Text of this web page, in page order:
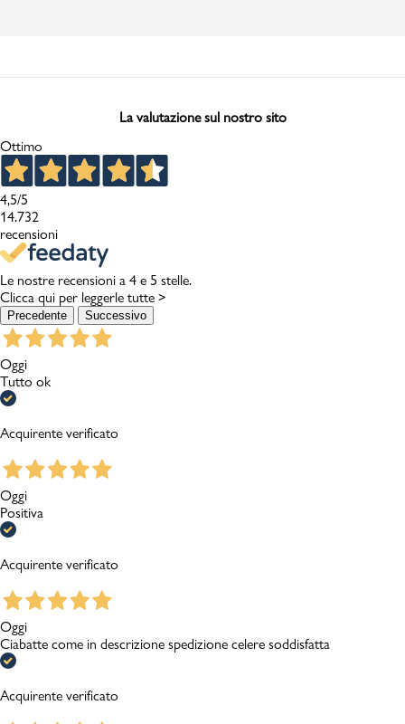
La valutazione sul nostro sito
Ottimo
4,5/5
14.732
recensioni
Le nostre recensioni a 4 e 5 stelle.
Clicca qui per leggerle tutte >
Precedente Successivo
Oggi
Tutto ok
Acquirente verificato
Oggi
Positiva
Acquirente verificato
Oggi
Ciabatte come in descrizione spedizione celere soddisfatta
Acquirente verificato